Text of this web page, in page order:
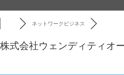
ネットワークビジネス
株式会社ウェンディティオ